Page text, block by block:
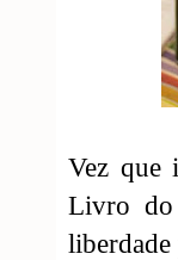
Vez que
Livro do
liberdade